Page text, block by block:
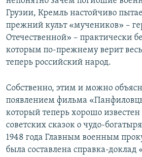
Грузии, Кремль настойчиво
прежний культ «мучеников» –
Отечественной» – практически
которым по-прежнему верит весь
теперь российский народ.
Собственно, этим и можно
появлением фильма
который теперь хорошо
советских сказок о чудо-
1948 года Главным военным
была составлена справка-доклад